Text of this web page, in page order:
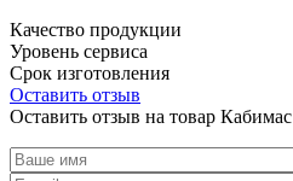
Качество продукции
Уровень сервиса
Срок изготовления
Оставить отзыв
Оставить отзыв на товар Кабимас